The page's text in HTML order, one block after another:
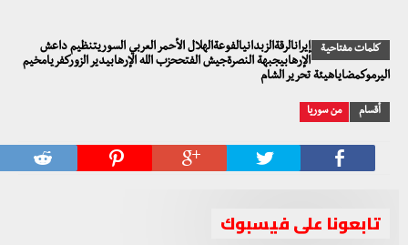
كلمات مفتاحية
إيرانالرقةالزبدانيالفوعةالهلال الأحمر العربي السوريتنظيم داعش
الإرهابيجبهة النصرةجيش الفتححزب الله الإرهابيدير الزوركفريامخيم
اليرموكمضاياهيئة تحرير الشام
أقسام من سوريا
تابعونا على فيسبوك